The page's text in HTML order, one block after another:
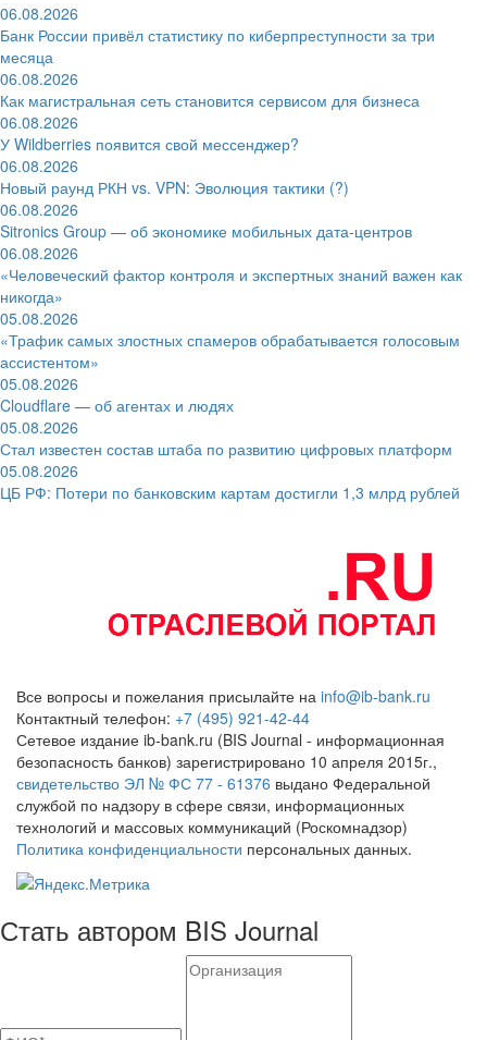
06.08.2026
Банк России привёл статистику по киберпреступности за три
месяца
06.08.2026
Как магистральная сеть становится сервисом для бизнеса
06.08.2026
У Wildberries появится свой мессенджер?
06.08.2026
Новый раунд РКН vs. VPN: Эволюция тактики (?)
06.08.2026
Sitronics Group — об экономике мобильных дата-центров
06.08.2026
«Человеческий фактор контроля и экспертных знаний важен как
никогда»
05.08.2026
«Трафик самых злостных спамеров обрабатывается голосовым
ассистентом»
05.08.2026
Cloudflare — об агентах и людях
05.08.2026
Стал известен состав штаба по развитию цифровых платформ
05.08.2026
ЦБ РФ: Потери по банковским картам достигли 1,3 млрд рублей
Все вопросы и пожелания присылайте на info@ib-bank.ru
Контактный телефон: +7 (495) 921-42-44
Сетевое издание ib-bank.ru (BIS Journal - информационная
безопасность банков) зарегистрировано 10 апреля 2015г.,
свидетельство ЭЛ № ФС 77 - 61376 выдано Федеральной
службой по надзору в сфере связи, информационных
технологий и массовых коммуникаций (Роскомнадзор)
Политика конфиденциальности персональных данных.
Стать автором BIS Journal